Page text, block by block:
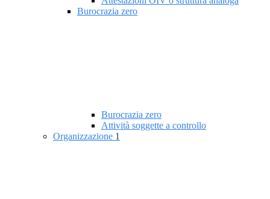
Burocrazia zero
Burocrazia zero
Attività soggette a controllo
Organizzazione 1